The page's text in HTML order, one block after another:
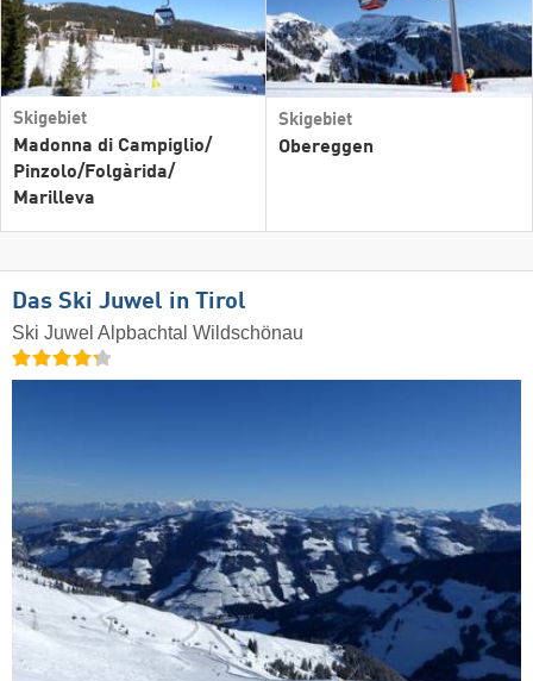
Skigebiet
Madonna di Campiglio/​
Pinzolo/​Folgàrida/​
Marilleva
Skigebiet
Obereggen
Das Ski Juwel in Tirol
Ski Juwel Alpbachtal Wildschönau